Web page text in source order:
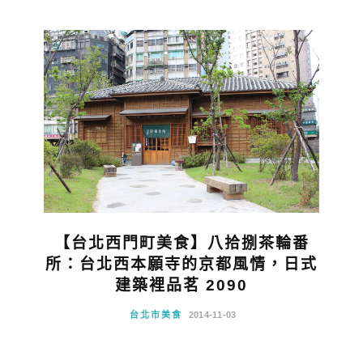
【台北西門町美食】八拾捌茶輪番
所：台北西本願寺的京都風情，日式
建築裡品茗 2090
台北市美食 2014-11-03